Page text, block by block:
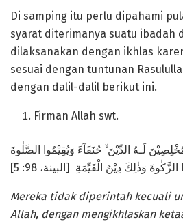
Di samping itu perlu dipahami
syarat diterimanya suatu ibadah
dilaksanakan dengan ikhlas
sesuai dengan tuntunan
dengan dalil-dalil berikut ini.
Firman Allah swt.
مُخْلِصِيْنَ لَـهُ الدِّيْنَ ۙ حُنَفَآءَ وَيُقِيْمُوا الصَّلٰوةَ
Mereka tidakdiperintah kecuali
Allah, dengan mengikhlaskan